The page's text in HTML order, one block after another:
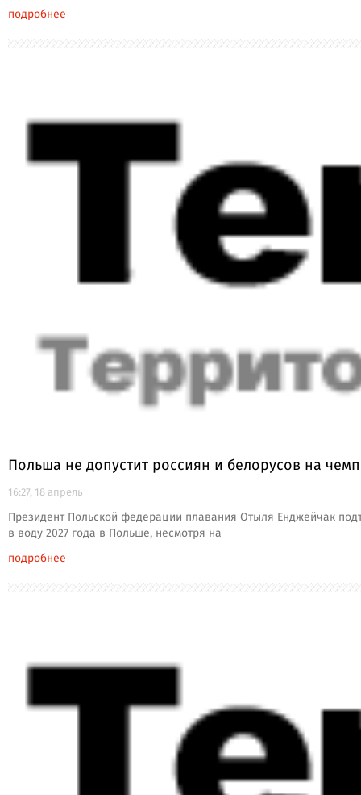
подробнее
Польша не допустит россиян и белорусов на
16:27, 18 апрель
Президент Польской федерации плавания Отыля Енджейчак
в воду 2027 года в Польше, несмотря на
подробнее